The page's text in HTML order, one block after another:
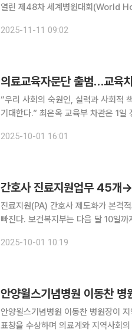
열린 제48차 세계병원대회(World Hospital
IHF 회장으로 활동하게
2025-11-11 09:02
의료교육자문단 출범…교육
“우리 사회의 숙원인, 실력과 사회적
기대한다.” 최은옥 교육부 차관은 1일 정부세종청사에서 열린 의대교육자문단 출범 및 위원 위촉식
정갈등 여파가 마무리되고 있지만 의
2025-10-01 16:01
간호사 진료지원업무 45개
진료지원(PA) 간호사 제도화가 본격
빠진다. 보건복지부는 다음 달 10일까지 ‘간호사 진료지원업무 수행에 관한 규칙(규칙안)’ 제정안을
규칙안은 지난해 ‘간호법’ 제정으로
2025-10-01 10:19
안양윌스기념병원 이동찬 병원장이
표창을 수상하며 의료계와 지역사회의 주목을 받고 있다. 29일